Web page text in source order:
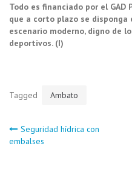
Todo es financiado por el GAD
que a corto plazo se disponga
escenario moderno, digno de
deportivos. (I)
Tagged Ambato
Seguridad hídrica con
embalses